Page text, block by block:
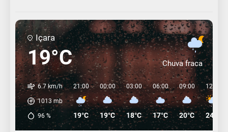
Içara
19°C Chuva fraca
6.7 km/h
1013 mb
96 %
21:00
19°C
00:00
19°C
03:00
18°C
06:00
17°C
09:00
20°C
12:00
24°C